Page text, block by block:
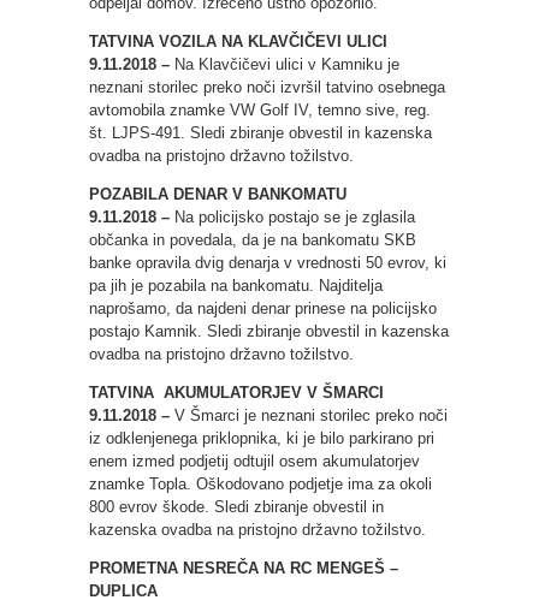
TATVINA VOZILA NA KLAVČIČEVI ULICI
9.11.2018 – Na Klavčičevi ulici v Kamniku je
neznani storilec preko noči izvršil tatvino osebnega
avtomobila znamke VW Golf IV, temno sive, reg.
št. LJPS-491. Sledi zbiranje obvestil in kazenska
ovadba na pristojno državno tožilstvo.
POZABILA DENAR V BANKOMATU
9.11.2018 – Na policijsko postajo se je zglasila
občanka in povedala, da je na bankomatu SKB
banke opravila dvig denarja v vrednosti 50 evrov, ki
pa jih je pozabila na bankomatu. Najditelja
naprošamo, da najdeni denar prinese na policijsko
postajo Kamnik. Sledi zbiranje obvestil in kazenska
ovadba na pristojno državno tožilstvo.
TATVINA AKUMULATORJEV V ŠMARCI
9.11.2018 – V Šmarci je neznani storilec preko noči
iz odklenjenega priklopnika, ki je bilo parkirano pri
enem izmed podjetij odtujil osem akumulatorjev
znamke Topla. Oškodovano podjetje ima za okoli
800 evrov škode. Sledi zbiranje obvestil in
kazenska ovadba na pristojno državno tožilstvo.
PROMETNA NESREČA NA RC MENGEŠ –
DUPLICA